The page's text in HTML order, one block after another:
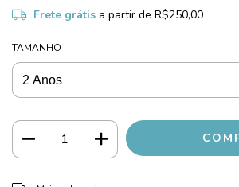
Frete grátis a partir de R$250,00
TAMANHO